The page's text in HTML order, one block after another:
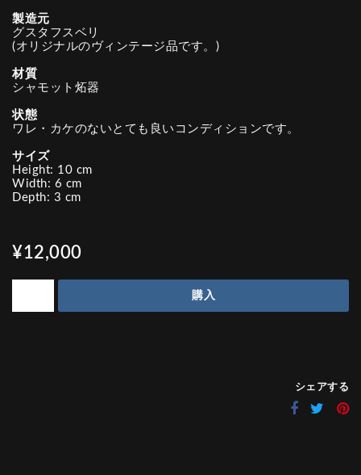
製造元
グスタフスベリ
(オリジナルのヴィンテージ品です。)
材質
シャモット炻器
状態
ワレ・カケのないとても良いコンディションです。
サイズ
Height: 10 cm
Width: 6 cm
Depth: 3 cm
¥12,000
購入
シェアする